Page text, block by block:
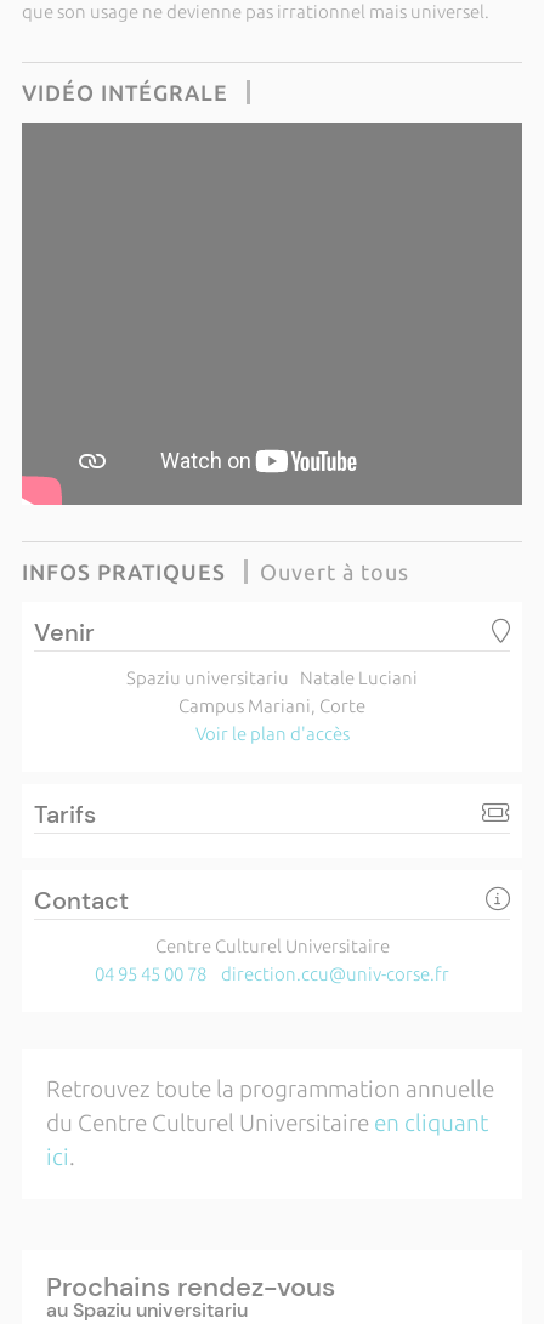
que son usage ne devienne pas irrationnel mais universel.
VIDÉO INTÉGRALE
INFOS PRATIQUES Ouvert à tous
Venir
Spaziu universitariu Natale Luciani
Campus Mariani, Corte
Voir le plan d'accès
Tarifs
Contact
Centre Culturel Universitaire
04 95 45 00 78
direction.ccu@univ-corse.fr
Retrouvez toute la programmation annuelle
du Centre Culturel Universitaire en cliquant
ici.
Prochains rendez-vous
au Spaziu universitariu